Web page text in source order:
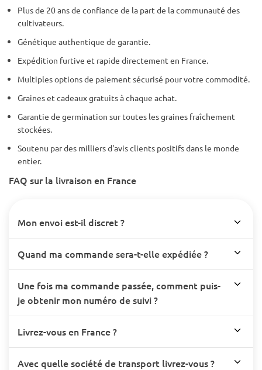
Plus de 20 ans de confiance de la part de la communauté des
cultivateurs.
Génétique authentique de garantie.
Expédition furtive et rapide directement en France.
Multiples options de paiement sécurisé pour votre commodité.
Graines et cadeaux gratuits à chaque achat.
Garantie de germination sur toutes les graines fraîchement
stockées.
Soutenu par des milliers d'avis clients positifs dans le monde
entier.
FAQ sur la livraison en France
Mon envoi est-il discret ?
Quand ma commande sera-t-elle expédiée ?
Une fois ma commande passée, comment puis-
je obtenir mon numéro de suivi ?
Livrez-vous en France ?
Avec quelle société de transport livrez-vous ?